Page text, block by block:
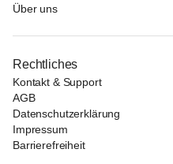
Über uns
Rechtliches
Kontakt & Support
AGB
Datenschutzerklärung
Impressum
Barrierefreiheit